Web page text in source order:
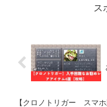
ス
【クロノトリガー スマ